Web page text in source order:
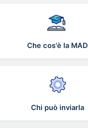
Che cos'è la MAD
Chi può inviarla